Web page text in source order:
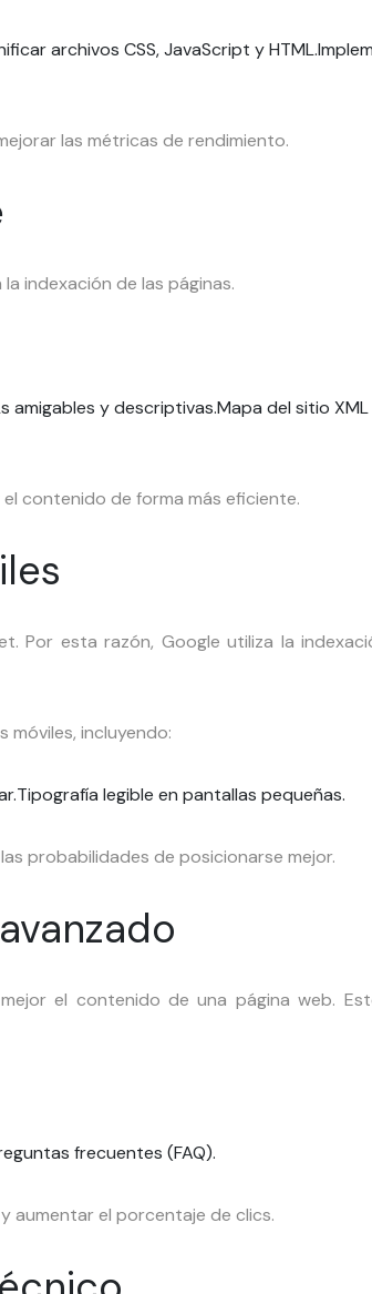
archivos CSS, JavaScript y HTML.
las métricas de rendimiento.
indexación de las páginas.
amigables y descriptivas.Mapa del sitio
contenido de forma más eficiente.
Por esta razón, Google utiliza la
incluyendo:
Tipografía legible en pantallas pequeñas.
probabilidades de posicionarse mejor.
el contenido de una página web.
frecuentes (FAQ).
aumentar el porcentaje de clics.